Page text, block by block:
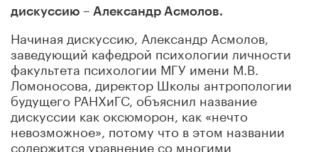
дискуссию – Александр Асмолов.
Начиная дискуссию, Александр Асмолов,
заведующий кафедрой психологии личности
факультета психологии МГУ имени М.В.
Ломоносова, директор Школы антропологии
будущего РАНХиГС, объяснил название
дискуссии как оксюморон, как «нечто
невозможное», потому что в этом названии
содержится уравнение со многими